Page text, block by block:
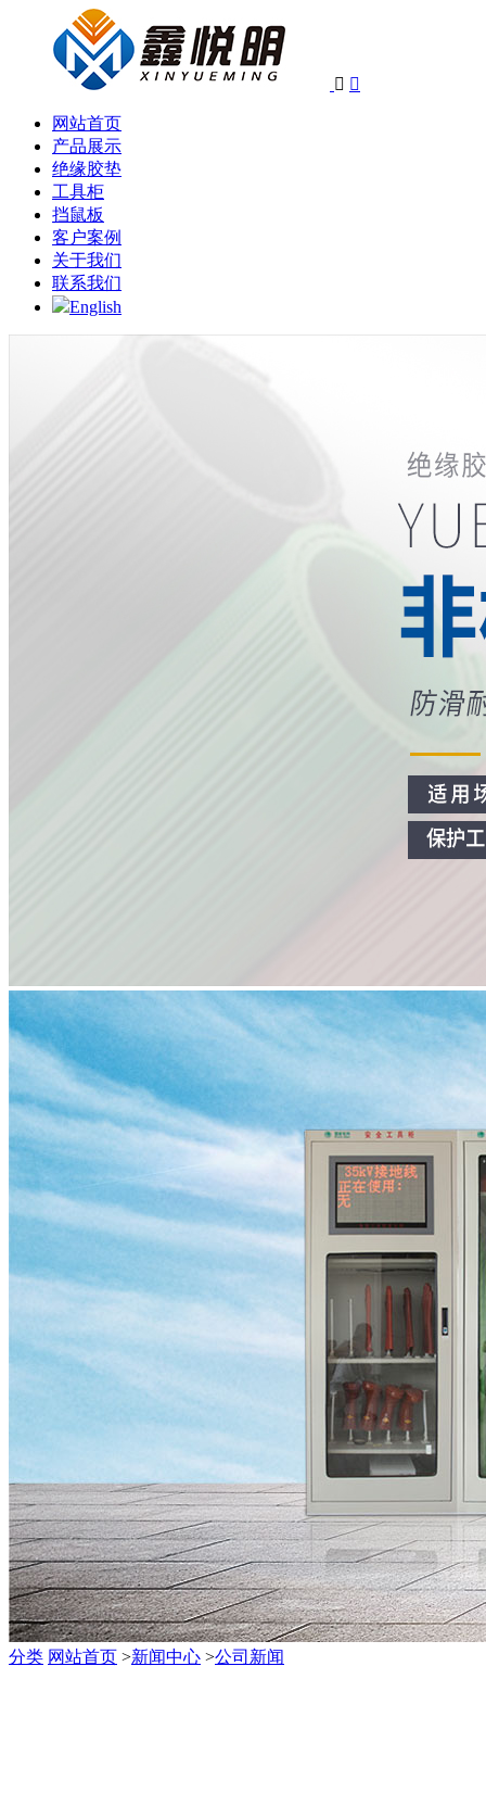
 
网站首页
产品展示
绝缘胶垫
工具柜
挡鼠板
客户案例
关于我们
联系我们
English
分类 网站首页 >新闻中心 >公司新闻